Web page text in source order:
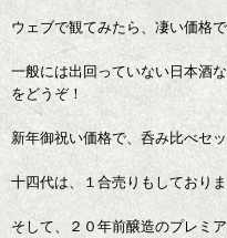
ウェブで観てみたら、凄い価格で
一般には出回っていない日本酒
をどうぞ！
新年御祝い価格で、呑み比べセ
十四代は、１合売りもしておりま
そして、２０年前醸造のプレミ